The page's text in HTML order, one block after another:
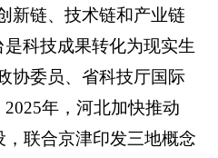
新链、技术链和产业链
科技成果转化为现实生
协委员、省科技厅国际
年，河北加快推动
联合京津印发三地概念